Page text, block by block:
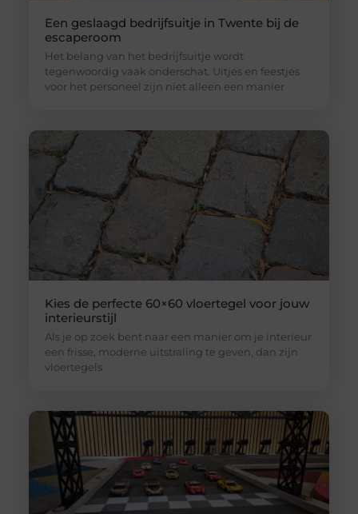
Een geslaagd bedrijfsuitje in Twente bij de
escaperoom
Het belang van het bedrijfsuitje wordt
tegenwoordig vaak onderschat. Uitjes en feestjes
voor het personeel zijn niet alleen een manier
Kies de perfecte 60×60 vloertegel voor jouw
interieurstijl
Als je op zoek bent naar een manier om je interieur
een frisse, moderne uitstraling te geven, dan zijn
vloertegels